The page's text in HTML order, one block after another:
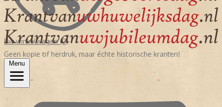
Uw winkelwagen (0)
Geen kopie of herdruk, maar échte historische kranten!
Menu